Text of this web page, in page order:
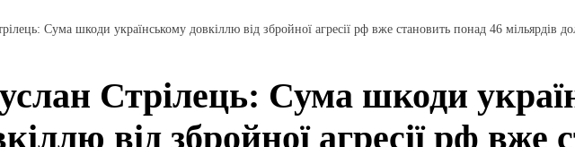
Сума шкоди українському довкіллю від збройної агресії рф вже становить понад 46 мільярдів
Стрілець: Сума шкоди
від збройної агресії рф вже